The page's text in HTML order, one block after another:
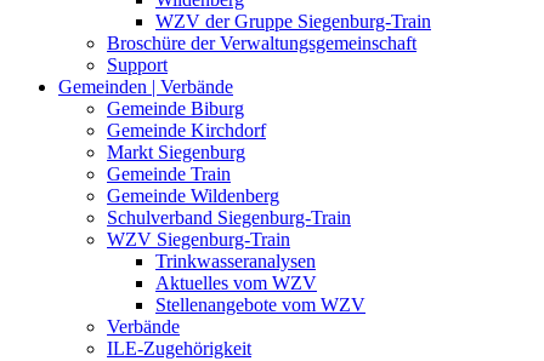
WZV der Gruppe Siegenburg-Train
Broschüre der Verwaltungsgemeinschaft
Support
Gemeinden | Verbände
Gemeinde Biburg
Gemeinde Kirchdorf
Markt Siegenburg
Gemeinde Train
Gemeinde Wildenberg
Schulverband Siegenburg-Train
WZV Siegenburg-Train
Trinkwasseranalysen
Aktuelles vom WZV
Stellenangebote vom WZV
Verbände
ILE-Zugehörigkeit